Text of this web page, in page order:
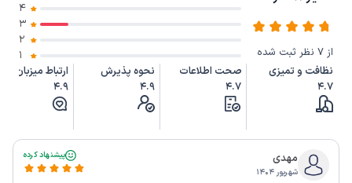
از 7 نظر ثبت شده
4
3
2
1
نظافت و تمیزی
4.7
صحت اطلاعات
4.7
نحوه پذیرش
4.9
ارتباط میزبان
4.9
مهدی
شهریور ۱۴۰۴
پیشنهاد کرده